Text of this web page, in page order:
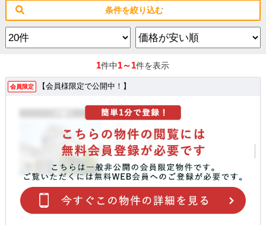
条件を絞り込む
1件中1～1件を表示
会員限定 【会員様限定で公開中！】